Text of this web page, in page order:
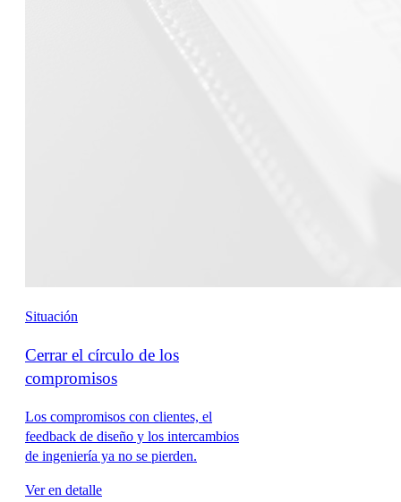
Situación
Cerrar el círculo de los
compromisos
Los compromisos con clientes, el
feedback de diseño y los intercambios
de ingeniería ya no se pierden.
Ver en detalle